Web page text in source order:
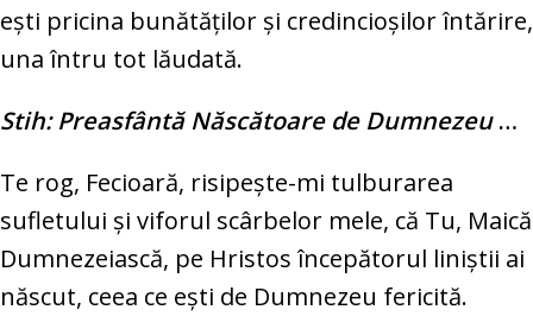
eşti pricina bunătăţilor şi credincioşilor întărire,
una întru tot lăudată.
Stih: Preasfântă Născătoare de Dumnezeu…
Te rog, Fecioară, risipeşte-mi tulburarea
sufletului şi viforul scârbelor mele, că Tu, Maică
Dumnezeiască, pe Hristos începătorul liniştii ai
născut, ceea ce eşti de Dumnezeu fericită.